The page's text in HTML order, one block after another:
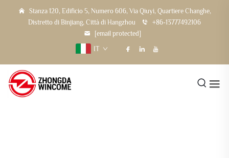
Stanza 120, Edificio 5, Numero 606, Via Qiuyi, Quartiere Changhe,
Distretto di Binjiang, Città di Hangzhou
+86-13777492106
[email protected]
IT